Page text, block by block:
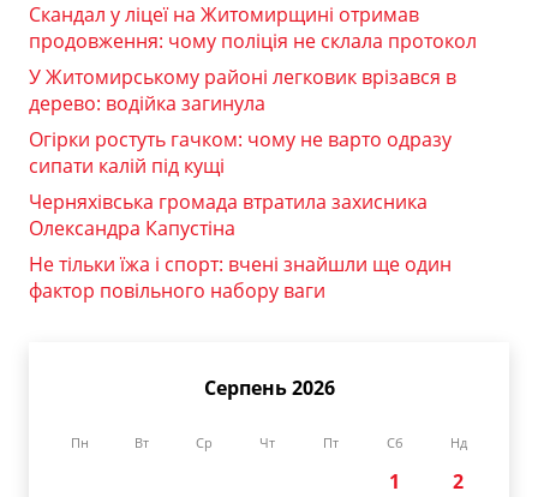
Скандал у ліцеї на Житомирщині отримав
продовження: чому поліція не склала протокол
У Житомирському районі легковик врізався в
дерево: водійка загинула
Огірки ростуть гачком: чому не варто одразу
сипати калій під кущі
Черняхівська громада втратила захисника
Олександра Капустіна
Не тільки їжа і спорт: вчені знайшли ще один
фактор повільного набору ваги
Серпень 2026
Пн Вт Ср Чт Пт Сб Нд
1
2